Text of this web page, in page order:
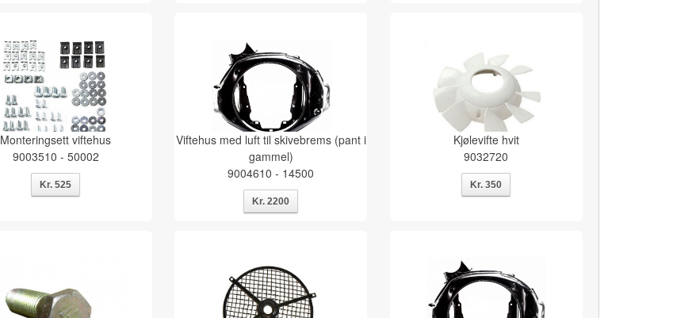
Monteringsett viftehus
9003510 - 50002
Viftehus med luft til skivebrems (pant i
gammel)
9004610 - 14500
Kjølevifte hvit
9032720